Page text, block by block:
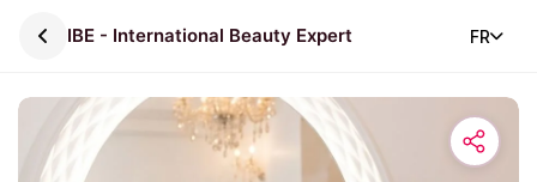
IBE - International Beauty Expert FR